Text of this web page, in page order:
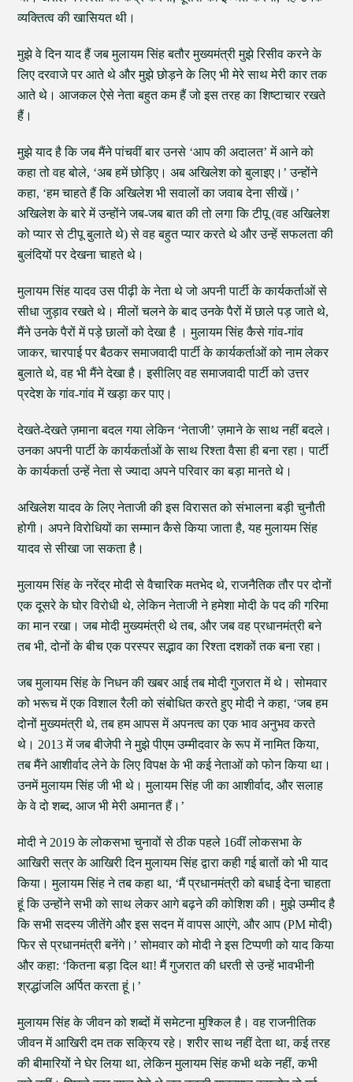
व्यक्तित्व की खासियत थी।
मुझे वे दिन याद हैं जब मुलायम सिंह बतौर मुख्यमंत्री मुझे रिसीव करने के
लिए दरवाजे पर आते थे और मुझे छोड़ने के लिए भी मेरे साथ मेरी कार तक
आते थे। आजकल ऐसे नेता बहुत कम हैं जो इस तरह का शिष्टाचार रखते
हैं।
मुझे याद है कि जब मैंने पांचवीं बार उनसे ‘आप की अदालत’ में आने को
कहा तो वह बोले, ‘अब हमें छोड़िए। अब अखिलेश को बुलाइए।’ उन्होंने
कहा, ‘हम चाहते हैं कि अखिलेश भी सवालों का जवाब देना सीखें।’
अखिलेश के बारे में उन्होंने जब-जब बात की तो लगा कि टीपू (वह अखिलेश
को प्यार से टीपू बुलाते थे) से वह बहुत प्यार करते थे और उन्हें सफलता की
बुलंदियों पर देखना चाहते थे।
मुलायम सिंह यादव उस पीढ़ी के नेता थे जो अपनी पार्टी के कार्यकर्ताओं से
सीधा जुड़ाव रखते थे। मीलों चलने के बाद उनके पैरों में छाले पड़ जाते थे,
मैंने उनके पैरों में पड़े छालों को देखा है । मुलायम सिंह कैसे गांव-गांव
जाकर, चारपाई पर बैठकर समाजवादी पार्टी के कार्यकर्ताओं को नाम लेकर
बुलाते थे, वह भी मैंने देखा है। इसीलिए वह समाजवादी पार्टी को उत्तर
प्रदेश के गांव-गांव में खड़ा कर पाए।
देखते-देखते ज़माना बदल गया लेकिन ‘नेताजी’ ज़माने के साथ नहीं बदले।
उनका अपनी पार्टी के कार्यकर्ताओं के साथ रिश्ता वैसा ही बना रहा। पार्टी
के कार्यकर्ता उन्हें नेता से ज्यादा अपने परिवार का बड़ा मानते थे।
अखिलेश यादव के लिए नेताजी की इस विरासत को संभालना बड़ी चुनौती
होगी। अपने विरोधियों का सम्मान कैसे किया जाता है, यह मुलायम सिंह
यादव से सीखा जा सकता है।
मुलायम सिंह के नरेंद्र मोदी से वैचारिक मतभेद थे, राजनैतिक तौर पर दोनों
एक दूसरे के घोर विरोधी थे, लेकिन नेताजी ने हमेशा मोदी के पद की गरिमा
का मान रखा। जब मोदी मुख्यमंत्री थे तब, और जब वह प्रधानमंत्री बने
तब भी, दोनों के बीच एक परस्पर सद्भाव का रिश्ता दशकों तक बना रहा।
जब मुलायम सिंह के निधन की खबर आई तब मोदी गुजरात में थे। सोमवार
को भरूच में एक विशाल रैली को संबोधित करते हुए मोदी ने कहा, ‘जब हम
दोनों मुख्यमंत्री थे, तब हम आपस में अपनत्व का एक भाव अनुभव करते
थे। 2013 में जब बीजेपी ने मुझे पीएम उम्मीदवार के रूप में नामित किया,
तब मैंने आशीर्वाद लेने के लिए विपक्ष के भी कई नेताओं को फोन किया था।
उनमें मुलायम सिंह जी भी थे। मुलायम सिंह जी का आशीर्वाद, और सलाह
के वे दो शब्द, आज भी मेरी अमानत हैं।’
मोदी ने 2019 के लोकसभा चुनावों से ठीक पहले 16वीं लोकसभा के
आखिरी सत्र के आखिरी दिन मुलायम सिंह द्वारा कही गई बातों को भी याद
किया। मुलायम सिंह ने तब कहा था, ‘मैं प्रधानमंत्री को बधाई देना चाहता
हूं कि उन्होंने सभी को साथ लेकर आगे बढ़ने की कोशिश की। मुझे उम्मीद है
कि सभी सदस्य जीतेंगे और इस सदन में वापस आएंगे, और आप (PM मोदी)
फिर से प्रधानमंत्री बनेंगे।’ सोमवार को मोदी ने इस टिप्पणी को याद किया
और कहा: ‘कितना बड़ा दिल था! मैं गुजरात की धरती से उन्हें भावभीनी
श्रद्धांजलि अर्पित करता हूं।’
मुलायम सिंह के जीवन को शब्दों में समेटना मुश्किल है। वह राजनीतिक
जीवन में आखिरी दम तक सक्रिय रहे। शरीर साथ नहीं देता था, कई तरह
की बीमारियों ने घेर लिया था, लेकिन मुलायम सिंह कभी थके नहीं, कभी